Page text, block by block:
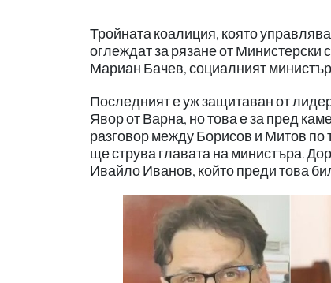
Тройната коалиция, която
оглеждат за рязане от Министерски
Мариан Бачев, социалният
Последният е уж защитаван от
Явор от Варна, но това е за пред
разговор между Борисов и Митов по
ще струва главата на министъра.
Ивайло Иванов, който преди това